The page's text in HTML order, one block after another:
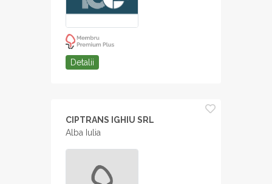
Detalii
CIPTRANS IGHIU SRL
Alba Iulia